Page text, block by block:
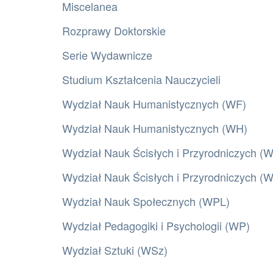
Miscelanea
Rozprawy Doktorskie
Serie Wydawnicze
Studium Kształcenia Nauczycieli
Wydział Nauk Humanistycznych (WF)
Wydział Nauk Humanistycznych (WH)
Wydział Nauk Ścisłych i Przyrodniczych
Wydział Nauk Ścisłych i Przyrodniczych
Wydział Nauk Społecznych (WPL)
Wydział Pedagogiki i Psychologii (WP)
Wydział Sztuki (WSz)